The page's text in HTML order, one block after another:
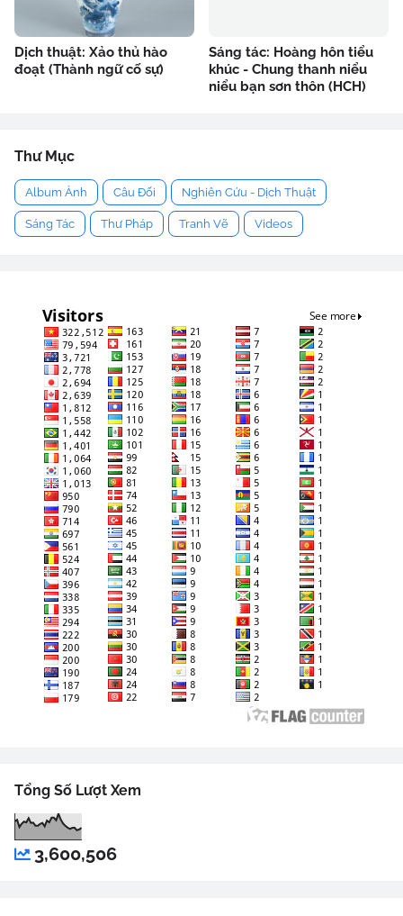
Dịch thuật: Xảo thủ hào
đoạt (Thành ngữ cố sự)
Sáng tác: Hoàng hôn tiểu
khúc - Chung thanh niểu
niểu bạn sơn thôn (HCH)
Thư Mục
Album Ảnh Câu Đối Nghiên Cứu - Dịch Thuật
Sáng Tác Thư Pháp Tranh Vẽ Videos
Tổng Số Lượt Xem
3,600,506